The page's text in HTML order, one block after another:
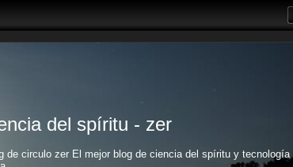
del spíritu - zer
de circulo zer El mejor blog de ciencia del spíritu y tecnología